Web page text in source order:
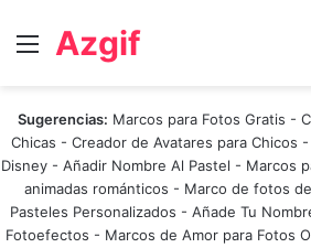
Menú
Azgif
Sugerencias: Marcos para Fotos Gratis -
Chicas - Creador de Avatares para Chicos -
Disney - Añadir Nombre Al Pastel - Marcos
animadas románticos - Marco de fotos
Pasteles Personalizados - Añade Tu
Fotoefectos - Marcos de Amor para Fotos